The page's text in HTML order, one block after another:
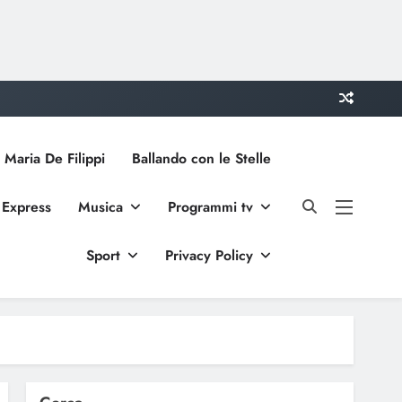
De Filippi Ballando con le Stelle
Musica Programmi tv
Sport Privacy Policy